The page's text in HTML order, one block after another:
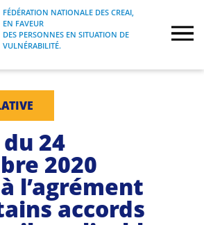
FÉDÉRATION NATIONALE DES CREAI, EN
FAVEUR DES PERSONNES EN SITUATION
FÉDÉRATION NATIONALE DES CREAI,
EN FAVEUR
DES PERSONNES EN SITUATION DE
VULNÉRABILITÉ.
24
2020
l’agrément
accords